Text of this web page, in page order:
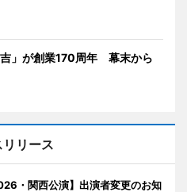
」が創業170周年 幕末から
リース
・関西公演】出演者変更のお知